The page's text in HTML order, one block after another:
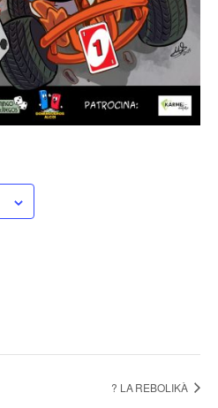
? LA REBOLIKÀ